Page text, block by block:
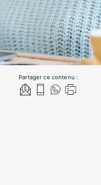
Partager ce contenu :